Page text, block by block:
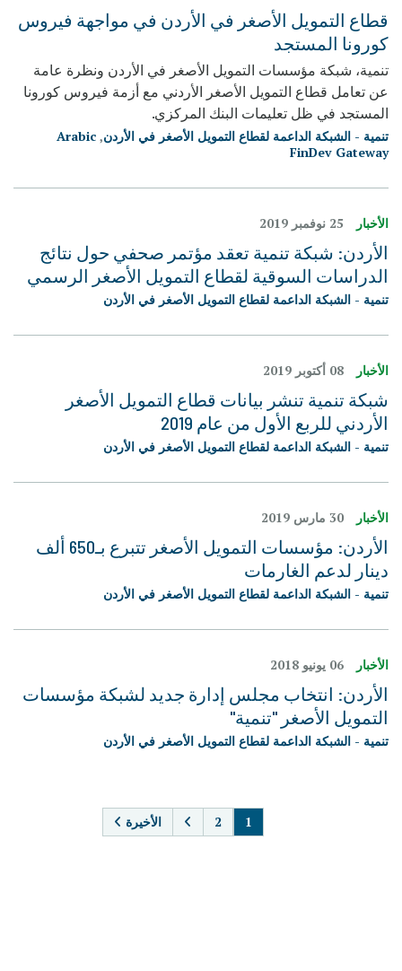
قطاع التمويل الأصغر في الأردن في مواجهة فيروس
كورونا المستجد
تنمية، شبكة مؤسسات التمويل الأصغر في الأردن ونظرة عامة
عن تعامل قطاع التمويل الأصغر الأردني مع أزمة فيروس كورونا
المستجد في ظل تعليمات البنك المركزي.
تنمية - الشبكة الداعمة لقطاع التمويل الأصغر في الأردن,
Arabic
FinDev Gateway
الأخبار 25 نوفمبر 2019
الأردن: شبكة تنمية تعقد مؤتمر صحفي حول نتائج
الدراسات السوقية لقطاع التمويل الأصغر الرسمي
تنمية - الشبكة الداعمة لقطاع التمويل الأصغر في الأردن
الأخبار 08 أكتوبر 2019
شبكة تنمية تنشر بيانات قطاع التمويل الأصغر
الأردني للربع الأول من عام 2019
تنمية - الشبكة الداعمة لقطاع التمويل الأصغر في الأردن
الأخبار 30 مارس 2019
الأردن: مؤسسات التمويل الأصغر تتبرع بـ650 ألف
دينار لدعم الغارمات
تنمية - الشبكة الداعمة لقطاع التمويل الأصغر في الأردن
الأخبار 06 يونيو 2018
الأردن: انتخاب مجلس إدارة جديد لشبكة مؤسسات
التمويل الأصغر "تنمية"
تنمية - الشبكة الداعمة لقطاع التمويل الأصغر في الأردن
الأخيرة